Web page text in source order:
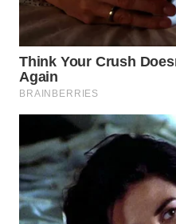
SURABAYA
WN
NATUNA
WN
WN
MANDALIKA